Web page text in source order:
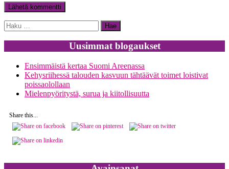
Haku:
Uusimmat blogaukset
Ensimmäistä kertaa Suomi Areenassa
Kehysriihessä talouden kasvuun tähtäävät toimet loistivat
poissaolollaan
Mielenpyöritystä, surua ja kiitollisuutta
Share this...